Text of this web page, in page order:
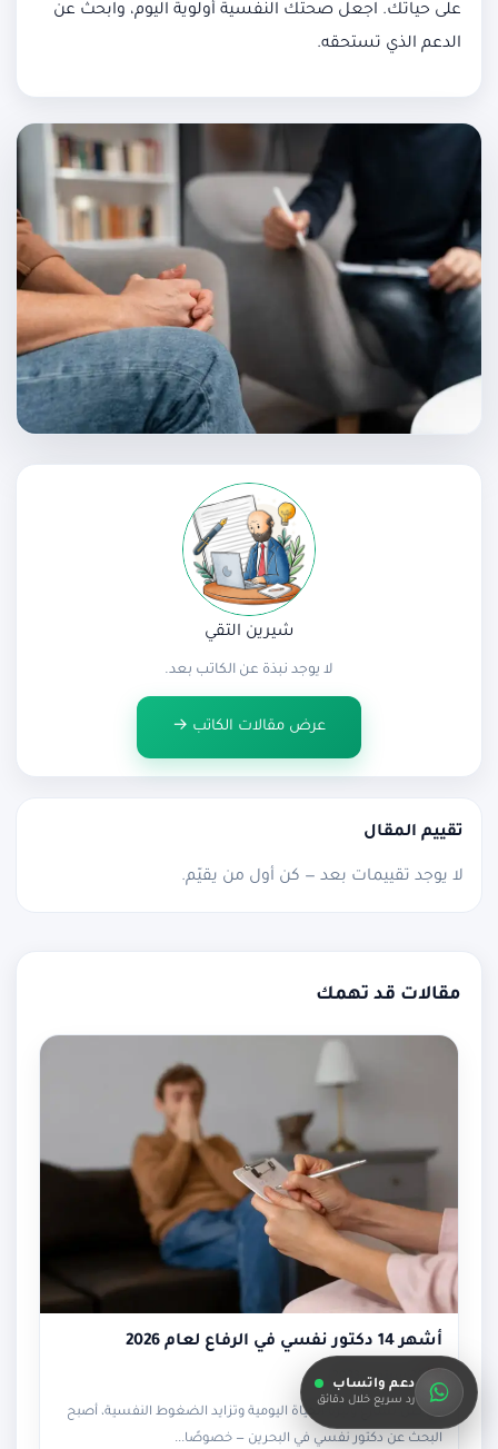
على حياتك. اجعل صحتك النفسية أولوية اليوم، وابحث عن
الدعم الذي تستحقه.
شيرين التقي
لا يوجد نبذة عن الكاتب بعد.
عرض مقالات الكاتب →
تقييم المقال
لا يوجد تقييمات بعد — كن أول من يقيّم.
مقالات قد تهمك
أشهر 14 دكتور نفسي في الرفاع لعام 2026
26 سبتمبر، 2023
في ظلّ تسارع وتيرة الحياة اليومية وتزايد الضغوط النفسية، أصبح
البحث عن دكتور نفسي في البحرين — خصوصًا...
دعم واتساب
رد سريع خلال دقائق